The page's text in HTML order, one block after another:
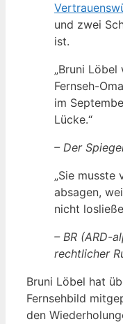
und zwei
ist.
„Bruni
Fernseh-
im
Lücke.“
– Der
„Sie musste
absagen,
nicht
– BR (ARD-
rechtlicher
Bruni Löbel hat
Fernsehbild
den